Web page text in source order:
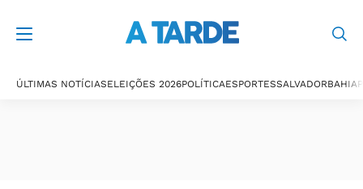
ÚLTIMAS NOTÍCIASELEIÇÕES 2026POLÍTICAESPORTESSALVADORBAHIA